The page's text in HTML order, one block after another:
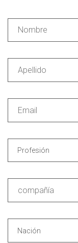
Profesión
Nación